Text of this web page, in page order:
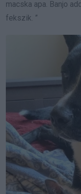
macska apa. Banjo
fekszik. ”